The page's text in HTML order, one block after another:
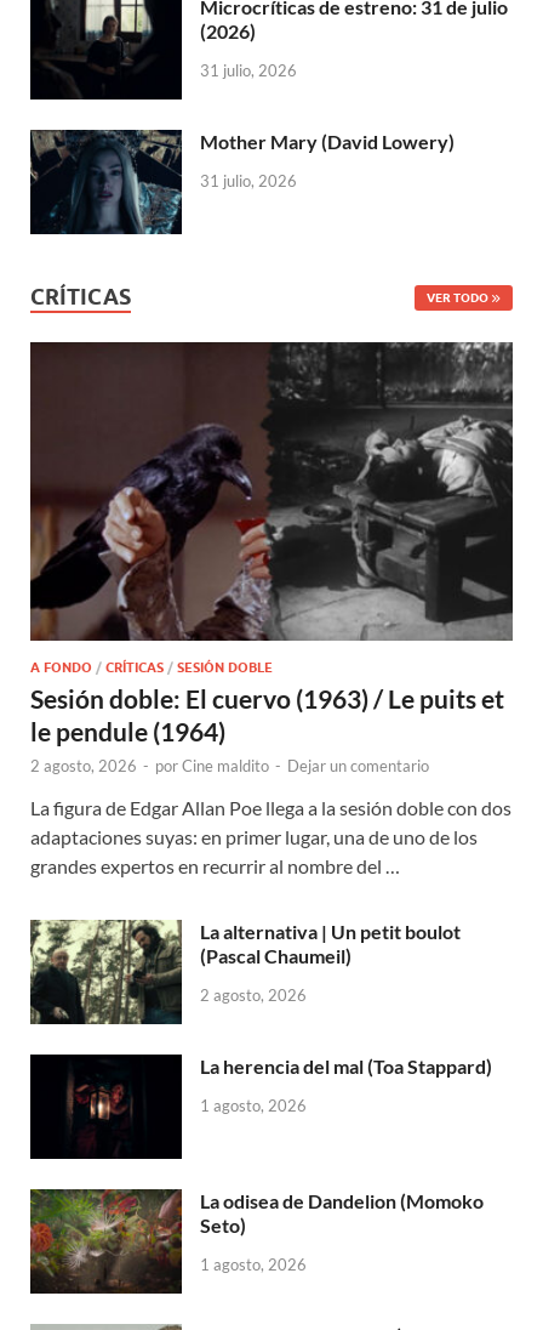
Microcríticas de estreno: 31 de julio
(2026)
31 julio, 2026
Mother Mary (David Lowery)
31 julio, 2026
CRÍTICAS VER TODO
A FONDO / CRÍTICAS / SESIÓN DOBLE
Sesión doble: El cuervo (1963) / Le puits et
le pendule (1964)
2 agosto, 2026 - porCine maldito - Dejar un comentario
La figura de Edgar Allan Poe llega a la sesión doble con dos
adaptaciones suyas: en primer lugar, una de uno de los
grandes expertos en recurrir al nombre del …
La alternativa | Un petit boulot
(Pascal Chaumeil)
2 agosto, 2026
La herencia del mal (Toa Stappard)
1 agosto, 2026
La odisea de Dandelion (Momoko
Seto)
1 agosto, 2026